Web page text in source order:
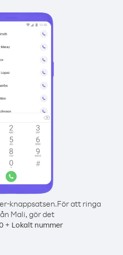
knappsatsen.För att ringa
Mali, gör det
+ Lokalt nummer